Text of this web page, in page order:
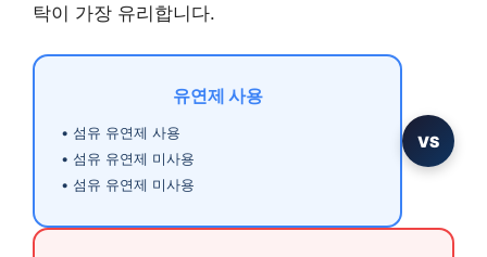
탁이 가장 유리합니다.
유연제 사용
• 섬유 유연제 사용
• 섬유 유연제 미사용
• 섬유 유연제 미사용
VS